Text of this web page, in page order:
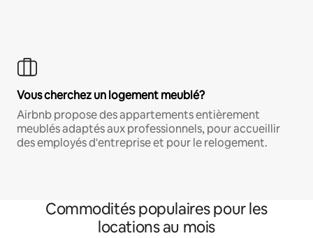
Vous cherchez un logement meublé?
Airbnb propose des appartements entièrement
meublés adaptés aux professionnels, pour accueillir
des employés d'entreprise et pour le relogement.
Commodités populaires pour les
locations au mois